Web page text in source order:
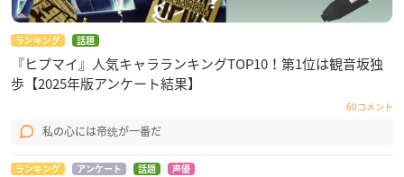
ランキング 話題
『ヒプマイ』人気キャラランキングTOP10！第1位は観音坂独
歩【2025年版アンケート結果】
60コメント
私の心には帝统が一番だ
ランキング アンケート 話題 声優